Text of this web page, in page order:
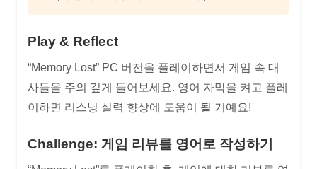
Play & Reflect
“Memory Lost” PC 버전을 플레이하면서 게임 속 대
사들을 주의 깊게 들어보세요. 영어 자막을 켜고 플레
이하면 리스닝 실력 향상에 도움이 될 거예요!
Challenge: 게임 리뷰를 영어로 작성하기